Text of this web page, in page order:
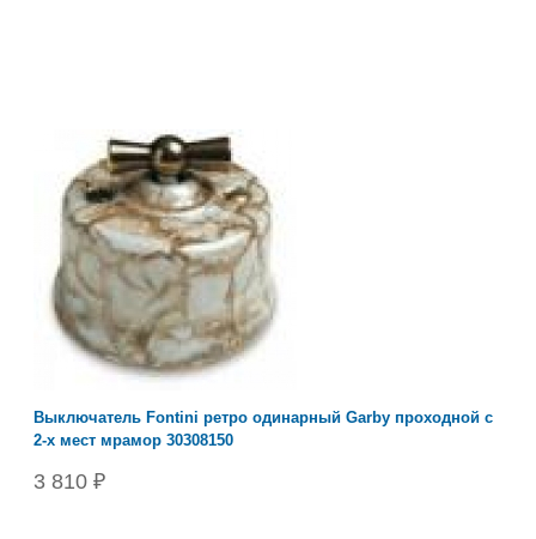
Выключатель Fontini ретро одинарный Garby проходной с
2-х мест мрамор 30308150
3 810 ₽